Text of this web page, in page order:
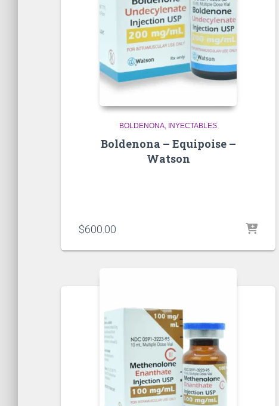
BOLDENONA INYECTABLES
Boldenona – Equipoise –
Watson
$600.00